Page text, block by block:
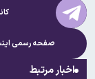
صفحه رسمی
اخبار مرتبط